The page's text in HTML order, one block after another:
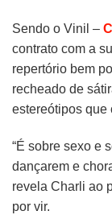
Sendo o Vinil –
contrato com a
repertório bem
recheado de
estereótipos que
“É sobre sexo e
dançarem e
revela Charli ao
por vir.